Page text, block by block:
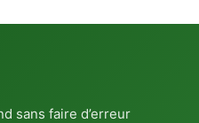
sans faire d’erreur